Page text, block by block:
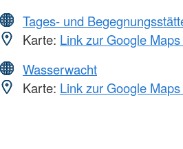
Tages- und
Karte: Link zur Google
Wasserwacht
Karte: Link zur Google